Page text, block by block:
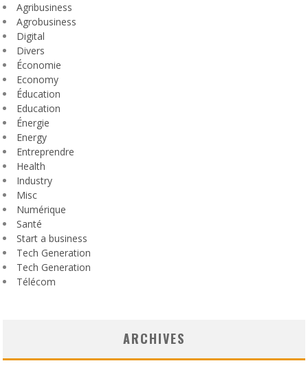
Agribusiness
Agrobusiness
Digital
Divers
Économie
Economy
Éducation
Education
Énergie
Energy
Entreprendre
Health
Industry
Misc
Numérique
Santé
Start a business
Tech Generation
Tech Generation
Télécom
ARCHIVES